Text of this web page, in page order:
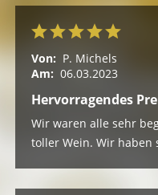
Von: P. Michels
Am: 06.03.2023
Hervorragendes
Wir waren alle sehr
toller Wein. Wir haben